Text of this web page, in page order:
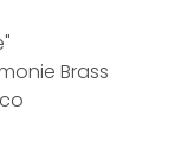
Brass